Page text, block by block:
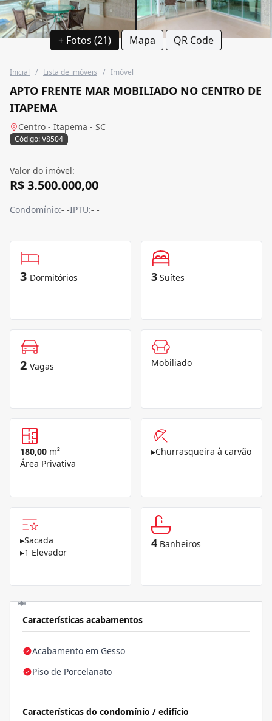
+ Fotos (21) Mapa QR Code
Inicial / Lista de imóveis / Imóvel
APTO FRENTE MAR MOBILIADO NO CENTRO DE
ITAPEMA
Centro - Itapema - SC
Código: V8504
Valor do imóvel:
R$ 3.500.000,00
Condomínio:- -IPTU:- -
3 Dormitórios 3 Suítes
2 Vagas Mobiliado
180,00 m²
Área Privativa
▸Churrasqueira à carvão
▸Sacada
▸1 Elevador
4 Banheiros
Características acabamentos
Acabamento em Gesso
Piso de Porcelanato
Características do condomínio / edifício